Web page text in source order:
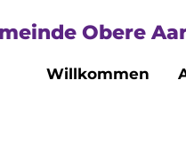
Obere
Willkommen